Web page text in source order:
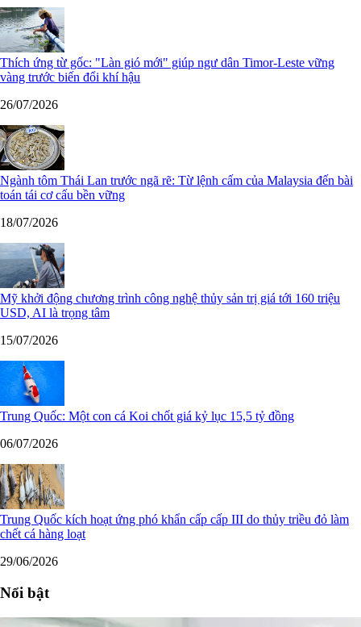
Thích ứng từ gốc: "Làn gió mới" giúp ngư dân Timor-Leste vững
vàng trước biến đổi khí hậu
26/07/2026
Ngành tôm Thái Lan trước ngã rẽ: Từ lệnh cấm của Malaysia đến bài
toán tái cơ cấu bền vững
18/07/2026
Mỹ khởi động chương trình công nghệ thủy sản trị giá tới 160 triệu
USD, AI là trọng tâm
15/07/2026
Trung Quốc: Một con cá Koi chốt giá kỷ lục 15,5 tỷ đồng
06/07/2026
Trung Quốc kích hoạt ứng phó khẩn cấp cấp III do thủy triều đỏ làm
chết cá hàng loạt
29/06/2026
Nổi bật